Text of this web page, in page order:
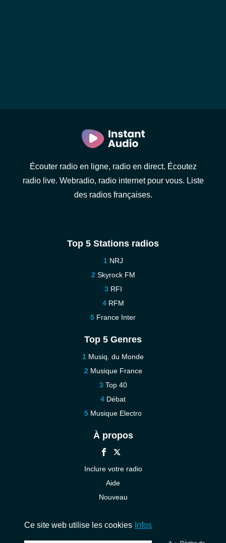
Écouter radio en ligne, radio en direct. Écoutez
radio live. Webradio, radio internet pour vous. Liste
des radios françaises.
Top 5 Stations radios
NRJ
Skyrock FM
RFI
RFM
France Inter
Top 5 Genres
Musiq. du Monde
Musique France
Top 40
Débat
Musique Electro
À propos
Inclure votre radio
Aide
Nouveau
Ce site web utilise les cookies Infos